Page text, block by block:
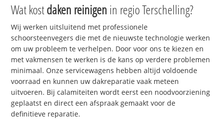
Wat kostdaken reinigen in regio Terschelling?
Wij werken uitsluitend met professionele
schoorsteenvegers die met de nieuwste technologie werken
om uw probleem te verhelpen. Door voor ons te kiezen en
met vakmensen te werken is de kans op verdere problemen
minimaal. Onze servicewagens hebben altijd voldoende
voorraad en kunnen uw dakreparatie vaak meteen
uitvoeren. Bij calamiteiten wordt eerst een noodvoorziening
geplaatst en direct een afspraak gemaakt voor de
definitieve reparatie.